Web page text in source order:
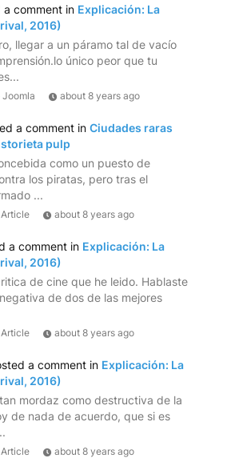
a comment in Explicación: La
2016)
llegar a un páramo tal de vacío
único peor que tu
about 8 years ago
a comment in Ciudades raras
pulp
como un puesto de
los piratas, pero tras el
...
about 8 years ago
a comment in Explicación: La
2016)
de cine que he leido. Hablaste
de dos de las mejores
about 8 years ago
a comment in Explicación: La
2016)
mordaz como destructiva de la
de nada de acuerdo, que si es
about 8 years ago